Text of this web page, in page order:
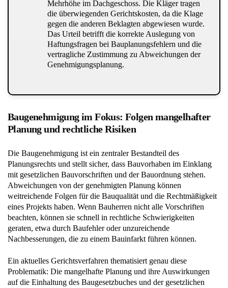
Mehrhöhe im Dachgeschoss. Die Kläger tragen
die überwiegenden Gerichtskosten, da die Klage
gegen die anderen Beklagten abgewiesen wurde.
Das Urteil betrifft die korrekte Auslegung von
Haftungsfragen bei Bauplanungsfehlern und die
vertragliche Zustimmung zu Abweichungen der
Genehmigungsplanung.
Baugenehmigung im Fokus: Folgen mangelhafter
Planung und rechtliche Risiken
Die Baugenehmigung ist ein zentraler Bestandteil des
Planungsrechts und stellt sicher, dass Bauvorhaben im Einklang
mit gesetzlichen Bauvorschriften und der Bauordnung stehen.
Abweichungen von der genehmigten Planung können
weitreichende Folgen für die Bauqualität und die Rechtmäßigkeit
eines Projekts haben. Wenn Bauherren nicht alle Vorschriften
beachten, können sie schnell in rechtliche Schwierigkeiten
geraten, etwa durch Baufehler oder unzureichende
Nachbesserungen, die zu einem Bauinfarkt führen können.
Ein aktuelles Gerichtsverfahren thematisiert genau diese
Problematik: Die mangelhafte Planung und ihre Auswirkungen
auf die Einhaltung des Baugesetzbuches und der gesetzlichen